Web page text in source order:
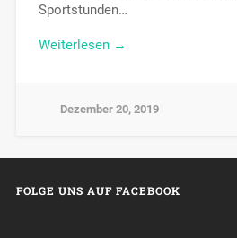
Sportstunden…
Weiterlesen →
Dezember 20, 2019
FOLGE UNS AUF FACEBOOK